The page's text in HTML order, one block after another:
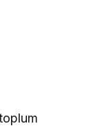
LAR"